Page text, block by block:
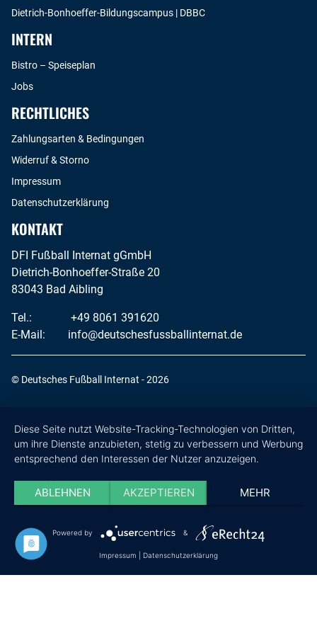
Dietrich-Bonhoeffer-Bildungscampus | DBBC
INTERN
Bistro – Speiseplan
Jobs
RECHTLICHES
Zahlungsarten & Bedingungen
Widerruf & Storno
Impressum
Datenschutzerklärung
KONTAKT
DFI Fußball Internat gGmbH
Dietrich-Bonhoeffer-Straße 20
83043 Bad Aibling
Tel.:
+49 8061 391620
E-Mail:
info@deutschesfussballinternat.de
© Deutsches Fußball Internat - 2026
Diese Seite nutzt Website-Tracking-Technologien von Dritten,
um ihre Dienste anzubieten, stetig zu verbessern und Werbung
entsprechend den Interessen der Nutzer anzuzeigen.
ABLEHNEN AKZEPTIEREN MEHR
Powered by &
Impressum Datenschutzerklärung